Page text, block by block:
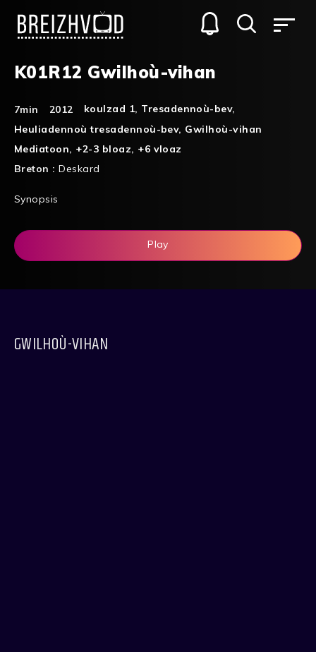
K01R12 Gwilhoù-vihan
7min 2012 koulzad 1, Tresadennoù-bev,
Heuliadennoù tresadennoù-bev, Gwilhoù-vihan
Mediatoon, +2-3 bloaz, +6 vloaz
Breton :Deskard
Synopsis
Play
GWILHOÙ-VIHAN